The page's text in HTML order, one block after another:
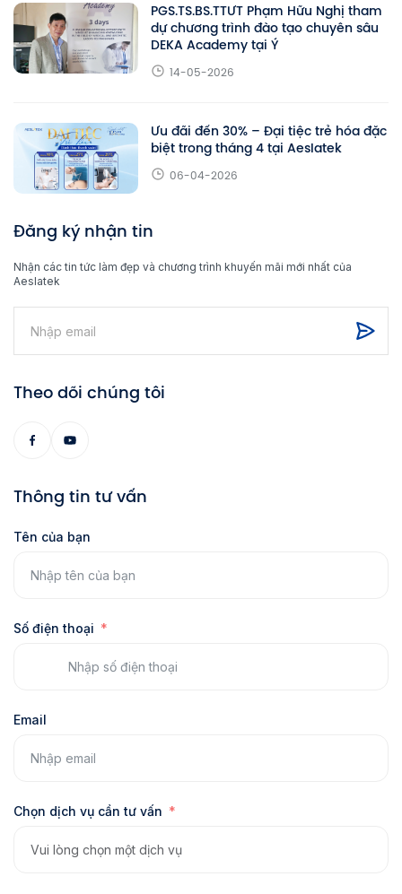
PGS.TS.BS.TTƯT Phạm Hữu Nghị tham
dự chương trình đào tạo chuyên sâu
DEKA Academy tại Ý
14-05-2026
Ưu đãi đến 30% – Đại tiệc trẻ hóa đặc
biệt trong tháng 4 tại Aeslatek
06-04-2026
Đăng ký nhận tin
Nhận các tin tức làm đẹp và chương trình khuyến mãi mới nhất của
Aeslatek
Theo dõi chúng tôi
Thông tin tư vấn
Tên của bạn
Số điện thoại
Email
Chọn dịch vụ cần tư vấn